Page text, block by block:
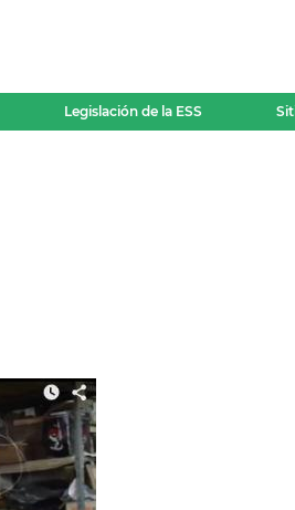
Legislación de la ESS